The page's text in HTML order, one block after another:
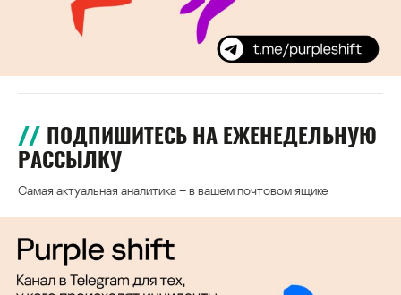
ПОДПИШИТЕСЬ НА ЕЖЕНЕДЕЛЬНУЮ
РАССЫЛКУ
Самая актуальная аналитика – в вашем почтовом ящике